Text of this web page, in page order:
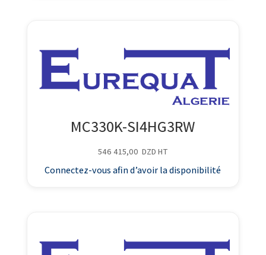
MC330K-SI4HG3RW
546 415,00 DZD HT
Connectez-vous afin d’avoir la disponibilité